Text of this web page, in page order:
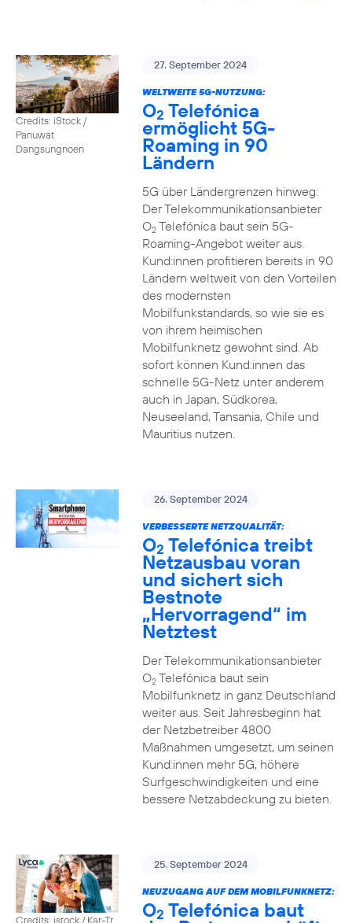
Credits: iStock /
Panuwat
Dangsungnoen
27. September 2024
WELTWEITE 5G-NUTZUNG:
O2 Telefónica
ermöglicht 5G-
Roaming in 90
Ländern
5G über Ländergrenzen hinweg:
Der Telekommunikationsanbieter
O2Telefónica baut sein 5G-
Roaming-Angebot weiter aus.
Kund:innen profitieren bereits in 90
Ländern weltweit von den Vorteilen
des modernsten
Mobilfunkstandards, so wie sie es
von ihrem heimischen
Mobilfunknetz gewohnt sind. Ab
sofort können Kund:innen das
schnelle 5G-Netz unter anderem
auch in Japan, Südkorea,
Neuseeland, Tansania, Chile und
Mauritius nutzen.
26. September 2024
VERBESSERTE NETZQUALITÄT:
O2 Telefónica treibt
Netzausbau voran
und sichert sich
Bestnote
„Hervorragend“ im
Netztest
Der Telekommunikationsanbieter
O2Telefónica baut sein
Mobilfunknetz in ganz Deutschland
weiter aus. Seit Jahresbeginn hat
der Netzbetreiber 4800
Maßnahmen umgesetzt, um seinen
Kund:innen mehr 5G, höhere
Surfgeschwindigkeiten und eine
bessere Netzabdeckung zu bieten.
Credits: istock / Kar-Tr
25. September 2024
NEUZUGANG AUF DEM MOBILFUNKNETZ:
O2 Telefónica baut